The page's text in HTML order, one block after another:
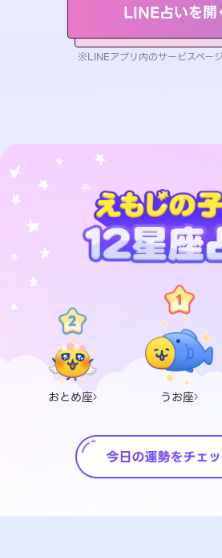
LINE占いを開
※LINEアプリ内のサービスペー
おとめ座 うお座